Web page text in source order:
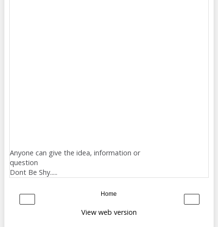
Anyone can give the idea, information or
question
Dont Be Shy.....
‹ ›
Home
View web version